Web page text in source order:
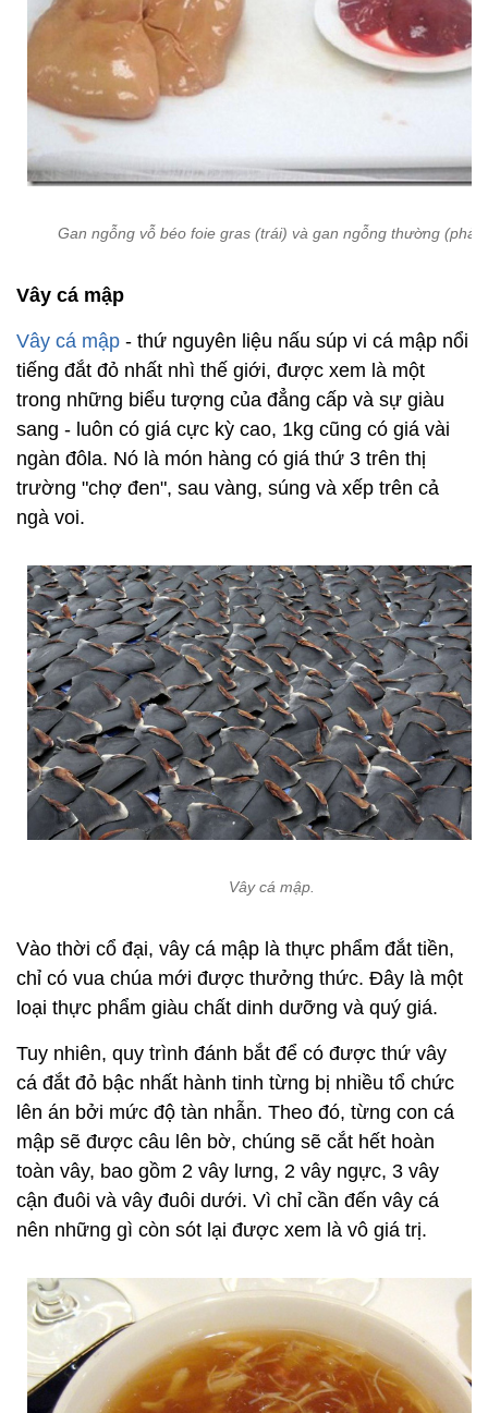
Gan ngỗng vỗ béo foie gras (trái) và gan ngỗng thường (phải)
Vây cá mập
Vây cá mập - thứ nguyên liệu nấu súp vi cá mập nổi
tiếng đắt đỏ nhất nhì thế giới, được xem là một
trong những biểu tượng của đẳng cấp và sự giàu
sang - luôn có giá cực kỳ cao, 1kg cũng có giá vài
ngàn đôla. Nó là món hàng có giá thứ 3 trên thị
trường "chợ đen", sau vàng, súng và xếp trên cả
ngà voi.
Vây cá mập.
Vào thời cổ đại, vây cá mập là thực phẩm đắt tiền,
chỉ có vua chúa mới được thưởng thức. Đây là một
loại thực phẩm giàu chất dinh dưỡng và quý giá.
Tuy nhiên, quy trình đánh bắt để có được thứ vây
cá đắt đỏ bậc nhất hành tinh từng bị nhiều tổ chức
lên án bởi mức độ tàn nhẫn. Theo đó, từng con cá
mập sẽ được câu lên bờ, chúng sẽ cắt hết hoàn
toàn vây, bao gồm 2 vây lưng, 2 vây ngực, 3 vây
cận đuôi và vây đuôi dưới. Vì chỉ cần đến vây cá
nên những gì còn sót lại được xem là vô giá trị.